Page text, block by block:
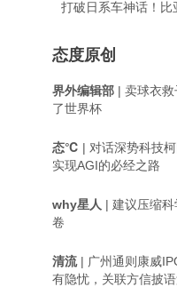
打破日系车神话！比
态度原创
界外编辑部 | 卖球衣
了世界杯
态℃ | 对话深势科技
实现AGI的必经之路
why星人 | 建议压缩
卷
清流| 广州通则康威
有隐忧，关联方信披